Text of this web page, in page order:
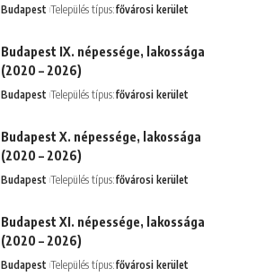
Budapest Település típus:fővárosi kerület
Budapest IX. népessége, lakossága
(2020 – 2026)
Budapest Település típus:fővárosi kerület
Budapest X. népessége, lakossága
(2020 – 2026)
Budapest Település típus:fővárosi kerület
Budapest XI. népessége, lakossága
(2020 – 2026)
Budapest Település típus:fővárosi kerület